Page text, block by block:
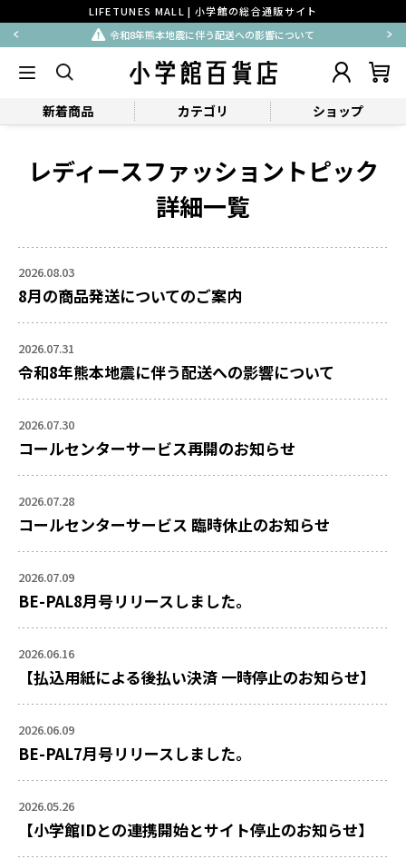
LIFETUNES MALL | 小学館の総合通販サイト
令和8年熊本地震に伴う配送への影響について
新着商品 カテゴリ ショップ
レディースファッショントピック
詳細一覧
2026.08.03
8月の商品発送についてのご案内
2026.07.31
令和8年熊本地震に伴う配送への影響について
2026.07.30
コールセンターサービス再開のお知らせ
2026.07.28
コールセンターサービス 臨時休止のお知らせ
2026.07.09
BE-PAL8月号リリースしました。
2026.06.16
【払込用紙による後払い決済 一時停止のお知らせ】
2026.06.09
BE-PAL7月号リリースしました。
2026.05.26
【小学館IDとの連携開始とサイト停止のお知らせ】